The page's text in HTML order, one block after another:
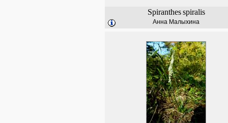
Spiranthes spiralis
Анна Малыхина